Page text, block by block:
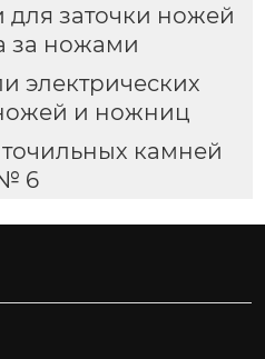
заточки ножей
за ножами
электрических
и ножниц
камней
6